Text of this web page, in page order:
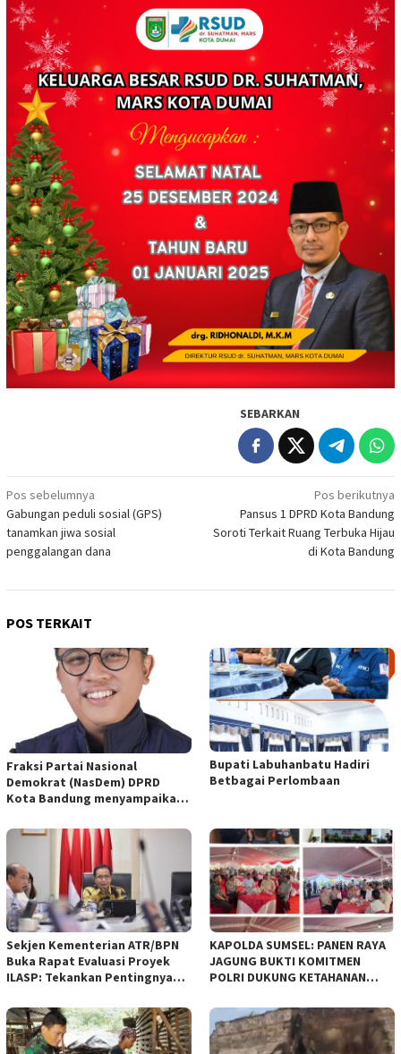
SEBARKAN
Navigasi
pos
Pos sebelumnya
Gabungan peduli sosial (GPS)
tanamkan jiwa sosial
penggalangan dana
Pos berikutnya
Pansus 1 DPRD Kota Bandung
Soroti Terkait Ruang Terbuka Hijau
di Kota Bandung
POS TERKAIT
Fraksi Partai Nasional
Demokrat (NasDem) DPRD
Kota Bandung menyampaikan
empat Rancangan Peraturan
Daerah (Raperda) yang
diajukan Pemerintah Kota
Bandung
Bupati Labuhanbatu Hadiri
Betbagai Perlombaan
Sekjen Kementerian ATR/BPN
Buka Rapat Evaluasi Proyek
ILASP: Tekankan Pentingnya
Anggaran
KAPOLDA SUMSEL: PANEN RAYA
JAGUNG BUKTI KOMITMEN
POLRI DUKUNG KETAHANAN